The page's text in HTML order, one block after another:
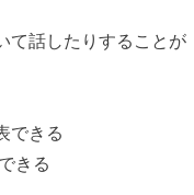
て話したりすることが
できる
きる